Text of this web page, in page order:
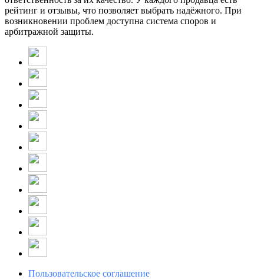
рейтинг и отзывы, что позволяет выбрать надёжного. При
возникновении проблем доступна система споров и
арбитражной защиты.
Пользовательское соглашение